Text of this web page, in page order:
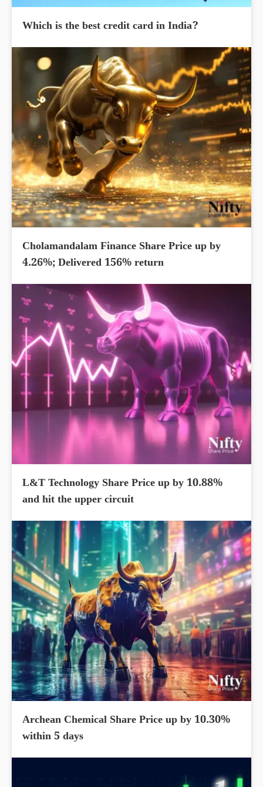
Which is the best credit card in India?
Cholamandalam Finance Share Price up by
4.26%; Delivered 156% return
L&T Technology Share Price up by 10.88%
and hit the upper circuit
Archean Chemical Share Price up by 10.30%
within 5 days